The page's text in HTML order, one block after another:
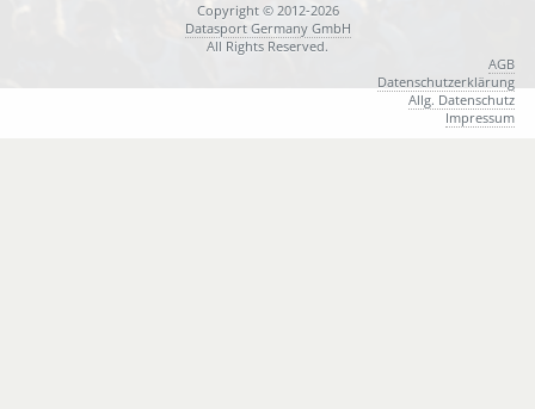
Copyright © 2012-2026
Datasport Germany GmbH
All Rights Reserved.
AGB
Datenschutzerklärung
Allg. Datenschutz
Impressum